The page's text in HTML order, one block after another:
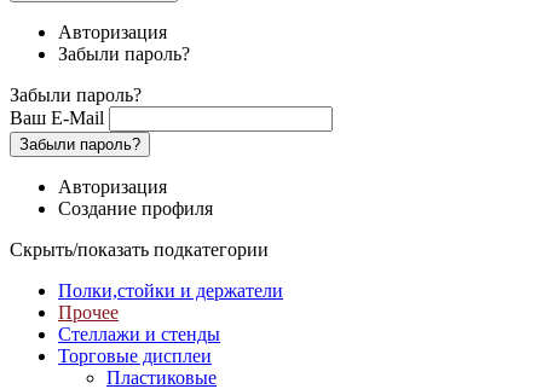
Авторизация
Забыли пароль?
Забыли пароль?
Ваш E-Mail
Забыли пароль?
Авторизация
Создание профиля
Скрыть/показать подкатегории
Полки,стойки и держатели
Прочее
Стеллажи и стенды
Торговые дисплеи
Пластиковые